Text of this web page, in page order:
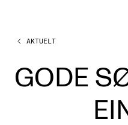
STUDIER
Alle studier
Bachelor
AKTUELT
GODE